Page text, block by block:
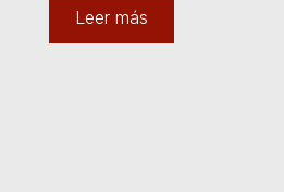
Leer más